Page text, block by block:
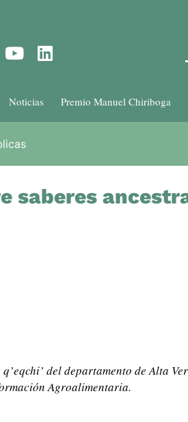
Noticias Premio Manuel Chiriboga
saberes
del departamento de Alta
Agroalimentaria.